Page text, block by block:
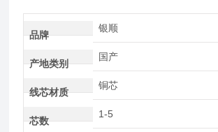
品牌
银顺
产地类别
国产
线芯材质
铜芯
芯数
1-5